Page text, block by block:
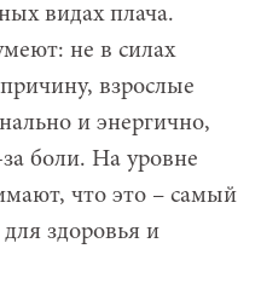
видах плача.
не в силах
взрослые
и энергично,
боли. На уровне
что это – самый
здоровья и